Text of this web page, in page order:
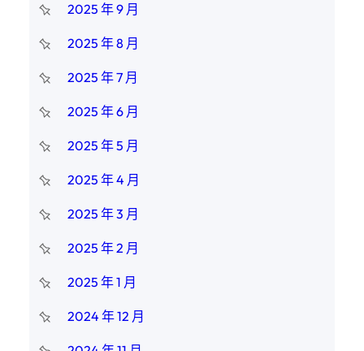
2025 年 9 月
2025 年 8 月
2025 年 7 月
2025 年 6 月
2025 年 5 月
2025 年 4 月
2025 年 3 月
2025 年 2 月
2025 年 1 月
2024 年 12 月